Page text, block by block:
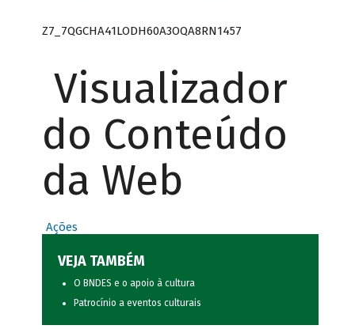
Z7_7QGCHA41LODH60A3OQA8RN1457
Visualizador
do Conteúdo
da Web
Ações
VEJA TAMBÉM
O BNDES e o apoio à cultura
Patrocínio a eventos culturais